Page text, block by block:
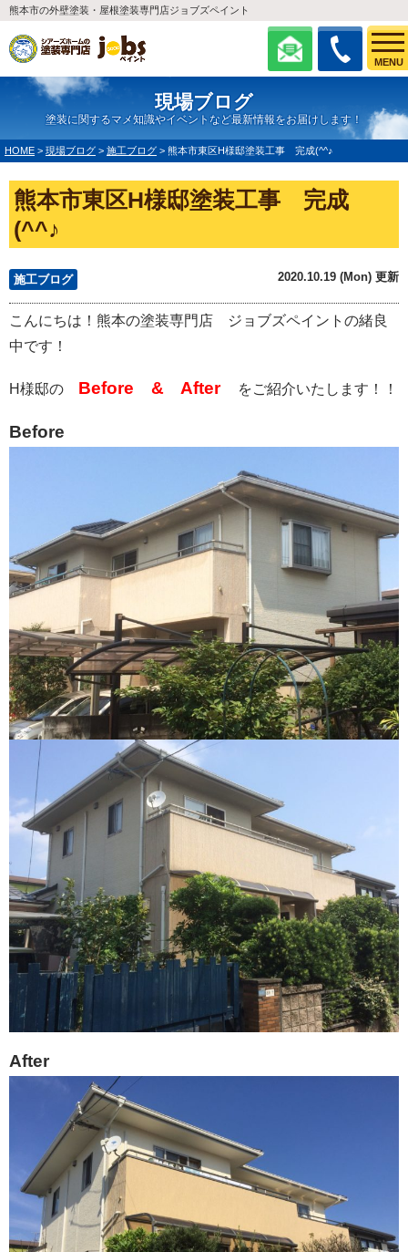
MENU
熊本市の外壁塗装・屋根塗装専門店ジョブズペイント
現場ブログ
塗装に関するマメ知識やイベントなど最新情報をお届けします！
HOME > 現場ブログ > 施工ブログ > 熊本市東区H様邸塗装工事 完成(^^♪
熊本市東区H様邸塗装工事 完成
(^^♪
施工ブログ 2020.10.19 (Mon) 更新
こんにちは！熊本の塗装専門店 ジョブズペイントの緒良
中です！
H様邸の Before & After をご紹介いたします！！
Before
After